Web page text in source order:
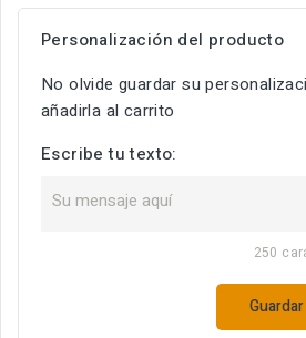
Personalización del producto
No olvide guardar su
añadirla al carrito
Escribe tu texto:
250